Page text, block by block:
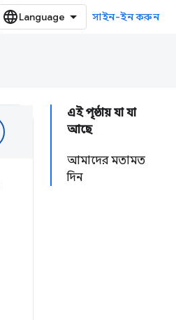
সাইন-ইন করুন
এই পৃষ্ঠায় যা যা
আছে
আমাদের মতামত
দিন